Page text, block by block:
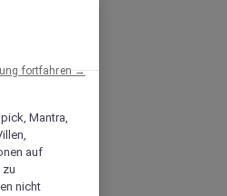
Mantra,
auf
zu
nicht
fortfahren →